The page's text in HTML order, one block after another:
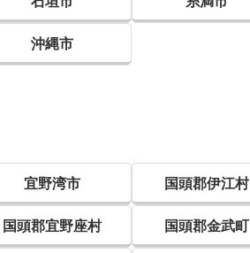
沖縄市
宜野湾市 国頭郡伊江村
国頭郡宜野座村 国頭郡金武町